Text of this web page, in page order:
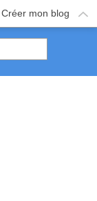
Créer mon blog